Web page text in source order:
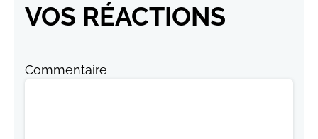
VOS RÉACTIONS
Commentaire